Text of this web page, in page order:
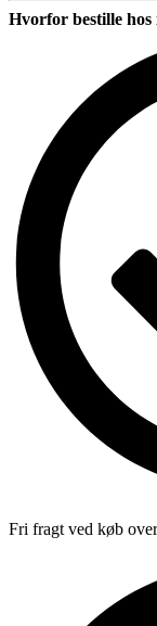
Hvorfor bestille hos
Fri fragt ved køb